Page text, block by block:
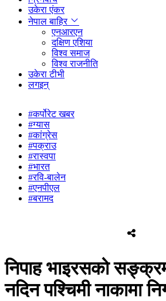
उकेरा एंकर
नेपाल बाहिर
एनआरएन
दक्षिण एशिया
विश्व समाज
विश्व राजनीति
उकेरा टीभी
लगइन्
#कर्पोरेट खबर
#ग्यास
#कांग्रेस
#पक्राउ
#रास्वपा
#भारत
#रवि-बालेन
#एनपीएल
#बरामद
निपाह भाइरसको
नदिन पश्चिमी नाकामा